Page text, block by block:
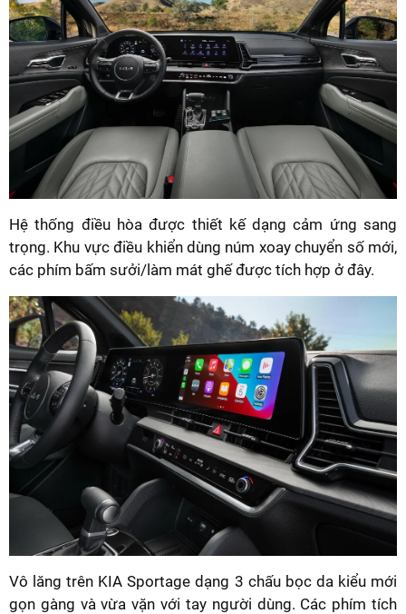
Hệ thống điều hòa được thiết kế dạng cảm ứng sang
trọng. Khu vực điều khiển dùng núm xoay chuyển số mới,
các phím bấm sưởi/làm mát ghế được tích hợp ở đây.
Vô lăng trên KIA Sportage dạng 3 chấu bọc da kiểu mới
gọn gàng và vừa vặn với tay người dùng. Các phím tích